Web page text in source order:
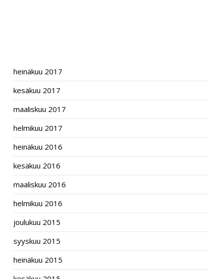
heinäkuu 2017
kesäkuu 2017
maaliskuu 2017
helmikuu 2017
heinäkuu 2016
kesäkuu 2016
maaliskuu 2016
helmikuu 2016
joulukuu 2015
syyskuu 2015
heinäkuu 2015